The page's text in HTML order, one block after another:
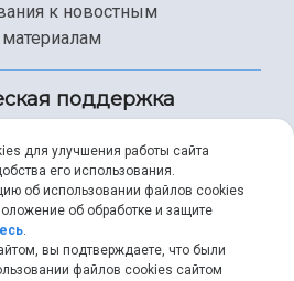
к новостным
материалам
поддержка
267-49-99
help@ssau.ru
для улучшения работы сайта
его использования.
об использовании файлов cookies
об обработке и защите
.
вы подтверждаете, что были
файлов cookies сайтом